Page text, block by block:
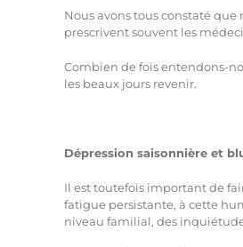
Nous avons tous constaté
prescrivent souvent les
Combien de fois entendons-
les beaux jours revenir.
Dépression saisonnière et
Il est toutefois important de
fatigue persistante, à cette
niveau familial, des